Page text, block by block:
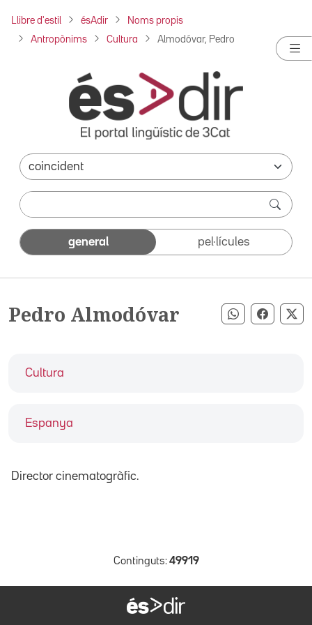
Llibre d'estil ésAdir Noms propis
Antropònims Cultura Almodóvar, Pedro
general pel·lícules
Pedro Almodóvar Compartir
Cultura
Espanya
Director cinematogràfic.
Continguts: 49919